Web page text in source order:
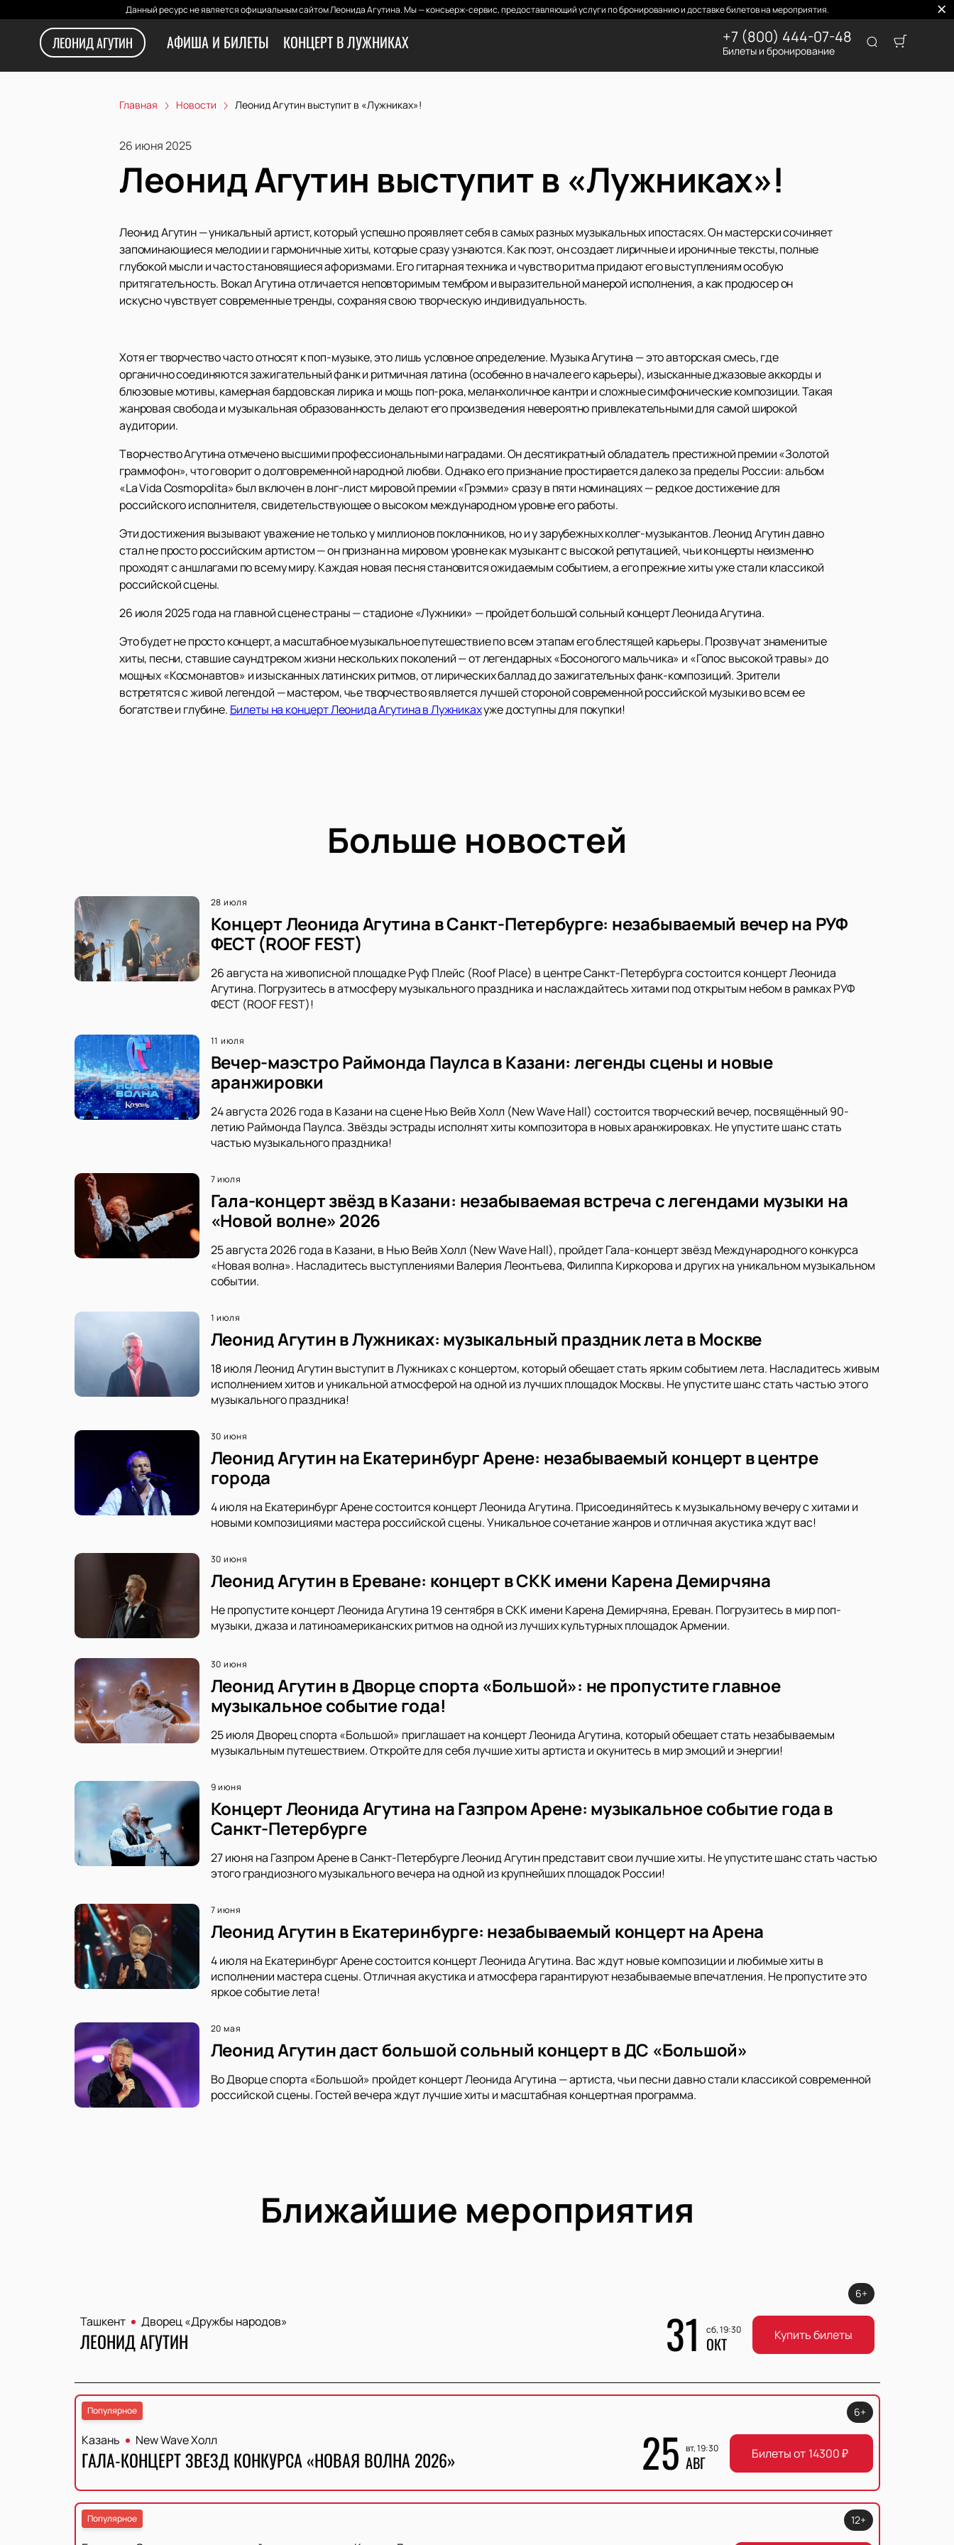
Данный ресурс не является официальным сайтом Леонида Агутина. Мы — консьерж-сервис, предоставляющий услуги по бронированию и доставке билетов на мероприятия.
ЛЕОНИД АГУТИН АФИША И БИЛЕТЫ КОНЦЕРТ В ЛУЖНИКАХ +7 (800) 444-07-48
Билеты и бронирование
Главная Новости Леонид Агутин выступит в «Лужниках»!
26 июня 2025
Леонид Агутин выступит в «Лужниках»!
Леонид Агутин — уникальный артист, который успешно проявляет себя в самых разных музыкальных ипостасях. Он мастерски сочиняет
запоминающиеся мелодии и гармоничные хиты, которые сразу узнаются. Как поэт, он создает лиричные и ироничные тексты, полные
глубокой мысли и часто становящиеся афоризмами. Его гитарная техника и чувство ритма придают его выступлениям особую
притягательность. Вокал Агутина отличается неповторимым тембром и выразительной манерой исполнения, а как продюсер он
искусно чувствует современные тренды, сохраняя свою творческую индивидуальность.
Хотя ег творчество часто относят к поп-музыке, это лишь условное определение. Музыка Агутина — это авторская смесь, где
органично соединяются зажигательный фанк и ритмичная латина (особенно в начале его карьеры), изысканные джазовые аккорды и
блюзовые мотивы, камерная бардовская лирика и мощь поп-рока, меланхоличное кантри и сложные симфонические композиции. Такая
жанровая свобода и музыкальная образованность делают его произведения невероятно привлекательными для самой широкой
аудитории.
Творчество Агутина отмечено высшими профессиональными наградами. Он десятикратный обладатель престижной премии «Золотой
граммофон», что говорит о долговременной народной любви. Однако его признание простирается далеко за пределы России: альбом
«La Vida Cosmopolita» был включен в лонг-лист мировой премии «Грэмми» сразу в пяти номинациях — редкое достижение для
российского исполнителя, свидетельствующее о высоком международном уровне его работы.
Эти достижения вызывают уважение не только у миллионов поклонников, но и у зарубежных коллег-музыкантов. Леонид Агутин давно
стал не просто российским артистом — он признан на мировом уровне как музыкант с высокой репутацией, чьи концерты неизменно
проходят с аншлагами по всему миру. Каждая новая песня становится ожидаемым событием, а его прежние хиты уже стали классикой
российской сцены.
26 июля 2025 года на главной сцене страны — стадионе «Лужники» — пройдет большой сольный концерт Леонида Агутина.
Это будет не просто концерт, а масштабное музыкальное путешествие по всем этапам его блестящей карьеры. Прозвучат знаменитые
хиты, песни, ставшие саундтреком жизни нескольких поколений — от легендарных «Босоногого мальчика» и «Голос высокой травы» до
мощных «Космонавтов» и изысканных латинских ритмов, от лирических баллад до зажигательных фанк-композиций. Зрители
встретятся с живой легендой — мастером, чье творчество является лучшей стороной современной российской музыки во всем ее
богатстве и глубине. Билеты на концерт Леонида Агутина в Лужникахуже доступны для покупки!
Больше новостей
28 июля
Концерт Леонида Агутина в Санкт-Петербурге: незабываемый вечер на РУФ
ФЕСТ (ROOF FEST)
26 августа на живописной площадке Руф Плейс (Roof Place) в центре Санкт-Петербурга состоится концерт Леонида
Агутина. Погрузитесь в атмосферу музыкального праздника и наслаждайтесь хитами под открытым небом в рамках РУФ
ФЕСТ (ROOF FEST)!
11 июля
Вечер-маэстро Раймонда Паулса в Казани: легенды сцены и новые
аранжировки
24 августа 2026 года в Казани на сцене Нью Вейв Холл (New Wave Hall) состоится творческий вечер, посвящённый 90-
летию Раймонда Паулса. Звёзды эстрады исполнят хиты композитора в новых аранжировках. Не упустите шанс стать
частью музыкального праздника!
7 июля
Гала-концерт звёзд в Казани: незабываемая встреча с легендами музыки на
«Новой волне» 2026
25 августа 2026 года в Казани, в Нью Вейв Холл (New Wave Hall), пройдет Гала-концерт звёзд Международного конкурса
«Новая волна». Насладитесь выступлениями Валерия Леонтьева, Филиппа Киркорова и других на уникальном музыкальном
событии.
1 июля
Леонид Агутин в Лужниках: музыкальный праздник лета в Москве
18 июля Леонид Агутин выступит в Лужниках с концертом, который обещает стать ярким событием лета. Насладитесь живым
исполнением хитов и уникальной атмосферой на одной из лучших площадок Москвы. Не упустите шанс стать частью этого
музыкального праздника!
30 июня
Леонид Агутин на Екатеринбург Арене: незабываемый концерт в центре
города
4 июля на Екатеринбург Арене состоится концерт Леонида Агутина. Присоединяйтесь к музыкальному вечеру с хитами и
новыми композициями мастера российской сцены. Уникальное сочетание жанров и отличная акустика ждут вас!
30 июня
Леонид Агутин в Ереване: концерт в СКК имени Карена Демирчяна
Не пропустите концерт Леонида Агутина 19 сентября в СКК имени Карена Демирчяна, Ереван. Погрузитесь в мир поп-
музыки, джаза и латиноамериканских ритмов на одной из лучших культурных площадок Армении.
30 июня
Леонид Агутин в Дворце спорта «Большой»: не пропустите главное
музыкальное событие года!
25 июля Дворец спорта «Большой» приглашает на концерт Леонида Агутина, который обещает стать незабываемым
музыкальным путешествием. Откройте для себя лучшие хиты артиста и окунитесь в мир эмоций и энергии!
9 июня
Концерт Леонида Агутина на Газпром Арене: музыкальное событие года в
Санкт-Петербурге
27 июня на Газпром Арене в Санкт-Петербурге Леонид Агутин представит свои лучшие хиты. Не упустите шанс стать частью
этого грандиозного музыкального вечера на одной из крупнейших площадок России!
7 июня
Леонид Агутин в Екатеринбурге: незабываемый концерт на Арена
4 июля на Екатеринбург Арене состоится концерт Леонида Агутина. Вас ждут новые композиции и любимые хиты в
исполнении мастера сцены. Отличная акустика и атмосфера гарантируют незабываемые впечатления. Не пропустите это
яркое событие лета!
20 мая
Леонид Агутин даст большой сольный концерт в ДС «Большой»
Во Дворце спорта «Большой» пройдет концерт Леонида Агутина — артиста, чьи песни давно стали классикой современной
российской сцены. Гостей вечера ждут лучшие хиты и масштабная концертная программа.
Ближайшие мероприятия
Ташкент Дворец «Дружбы народов»
ЛЕОНИД АГУТИН 31 сб, 19:30
ОКТ
6+
Купить билеты
Популярное
Казань New Wave Холл
ГАЛА-КОНЦЕРТ ЗВЕЗД КОНКУРСА «НОВАЯ ВОЛНА 2026» 25 вт, 19:30
АВГ
6+
Билеты от 14300₽
Популярное 12+